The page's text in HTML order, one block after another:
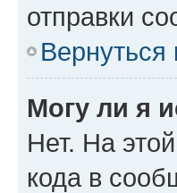
отправки
Вернуться
Могу ли я
Нет. На
кода в